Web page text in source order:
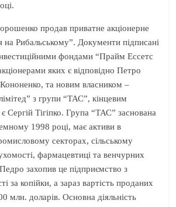
продав приватне акціонерне
на Рибальському”. Документи підписані
фондами “Прайм Ессетс
яких є відповідно Петро
та новим власником –
з групи “ТАС”, кінцевим
Сергій Тігіпко. Група “ТАС” заснована
1998 році, має активи в
секторах, сільському
фармацевтиці та венчурних
захопив це підприємство з
за копійки, а зараз вартість проданих
млн. доларів. Основна діяльність